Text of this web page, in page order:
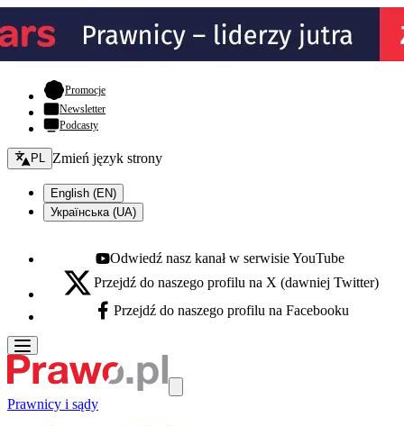
Promocje- otwiera się w nowej karcie
Newsletter
Podcasty
Zmień język - bieżący:
PL Zmień język strony
English (EN)
Українська (UA)
Youtube - otwiera się w nowej karcie
Odwiedź nasz kanał w serwisie YouTube
X - otwiera się w nowej karcie
Przejdź do naszego profilu na X (dawniej Twitter)
Facebook - otwiera się w nowej karcie
Przejdź do naszego profilu na Facebooku
Prawnicy i sądy